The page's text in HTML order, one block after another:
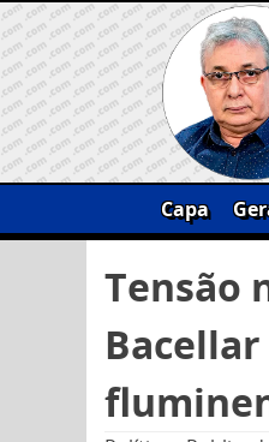
Skip
to
content
Capa
por:
Tensão